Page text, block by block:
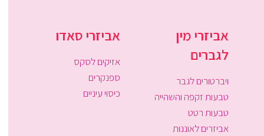
אביזרי מין
לגברים
ויברטורים לגבר
טבעות זקפה והשהייה
טבעות רטט
אביזרים לאוננות
אביזרי סאדו
אזיקים לסקס
ספנקרים
כיסוי עיניים